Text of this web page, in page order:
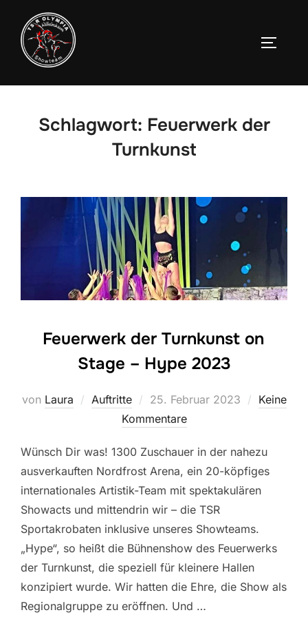
Inhalt
springen
Schlagwort: Feuerwerk der
Turnkunst
Feuerwerk der Turnkunst on
Stage – Hype 2023
von Laura Auftritte
Veröffentlicht
am
25. Februar 2023
Keine
Kommentare
Wünsch Dir was! 1300 Zuschauer in der nahezu
ausverkauften Nordfrost Arena, ein 20-köpfiges
internationales Artistik-Team mit spektakulären
Showacts und mittendrin wir – die TSR
Sportakrobaten inklusive unseres Showteams.
„Hype“, so heißt die Bühnenshow des Feuerwerks
der Turnkunst, die speziell für kleinere Hallen
konzipiert wurde. Wir hatten die Ehre, die Show als
Regionalgruppe zu eröffnen. Und …